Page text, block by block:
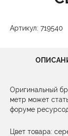
Артикул: 719540
Оригинальный
метр может
форуме
Цвет товара: